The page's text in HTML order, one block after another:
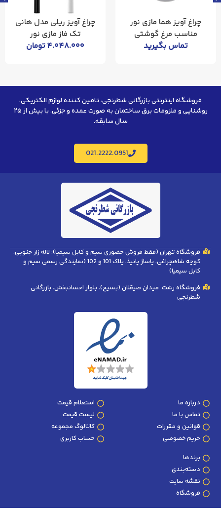
چراغ آویز هما مازی نور
مناسب مرغ گوشتی
تماس بگیرید
چراغ آویز ریلی مدل هانی
تک فاز مازی نور
۴.۰۴۸.۰۰۰تومان
فروشگاه اینترنتی بازرگانی شطرنجی، تامین کننده لوازم الکتریکی،
روشنایی و ملزومات برق ساختمان به صورت عمده و جزئی. با بیش از ۲۵
سال سابقه.
021.2222.0951
فروشگاه تهران (فقط فروش حضوری سیم و کابل سیمیا): لاله زار جنوبی،
کوچه شاهچراغی، پاساژ پانیذ، پلاک 101 و 102 (نمایندگی رسمی سیم و
کابل سیمیا)
فروشگاه رشت: میدان صیقلان (بسیج)، بلوار احسانبخش، بازرگانی
شطرنجی
درباره ما
تماس با ما
قوانین و مقررات
حریم خصوصی
استعلام قیمت
لیست قیمت
کاتالوگ مجموعه
حساب کاربری
برندها
دسته‌بندی
نقشه سایت
فروشگاه